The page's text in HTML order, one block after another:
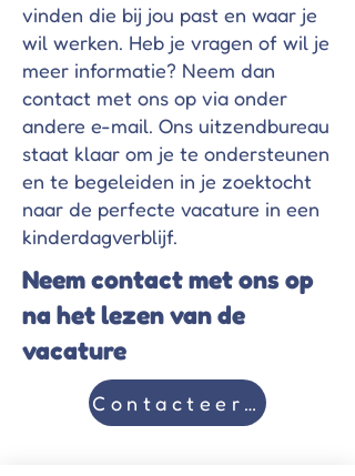
vinden die bij jou past en waar je
wil werken. Heb je vragen of wil je
meer informatie? Neem dan
contact met ons op via onder
andere e-mail. Ons uitzendbureau
staat klaar om je te ondersteunen
en te begeleiden in je zoektocht
naar de perfecte vacature in een
kinderdagverblijf.
Neem contact met ons op
na het lezen van de
vacature
Contacteer ons